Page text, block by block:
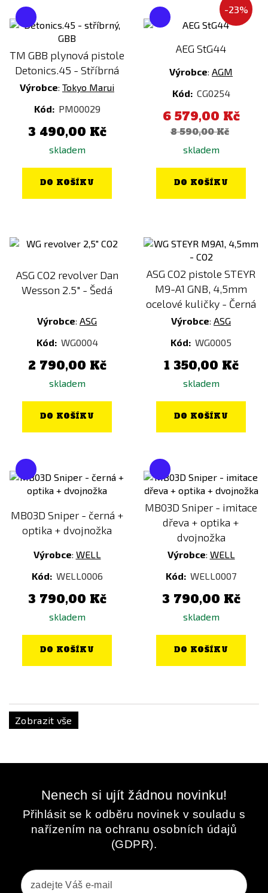
TM GBB plynová pistole
Detonics.45 - Stříbrná
Výrobce: Tokyo Marui
Kód: PM00029
3 490,00 Kč
skladem
DO KOŠÍKU
-23%
AEG StG44
Výrobce: AGM
Kód: CG0254
6 579,00 Kč
8 590,00 Kč
skladem
DO KOŠÍKU
ASG CO2 revolver Dan
Wesson 2.5" - Šedá
Výrobce: ASG
Kód: WG0004
2 790,00 Kč
skladem
DO KOŠÍKU
ASG CO2 pistole STEYR
M9-A1 GNB, 4,5mm
ocelové kuličky - Černá
Výrobce: ASG
Kód: WG0005
1 350,00 Kč
skladem
DO KOŠÍKU
MB03D Sniper - černá +
optika + dvojnožka
Výrobce: WELL
Kód: WELL0006
3 790,00 Kč
skladem
DO KOŠÍKU
MB03D Sniper - imitace
dřeva + optika +
dvojnožka
Výrobce: WELL
Kód: WELL0007
3 790,00 Kč
skladem
DO KOŠÍKU
Zobrazit vše
Nenech si ujít žádnou novinku!
Přihlásit se k odběru novinek v souladu s
nařízením na ochranu osobních údajů
(GDPR).